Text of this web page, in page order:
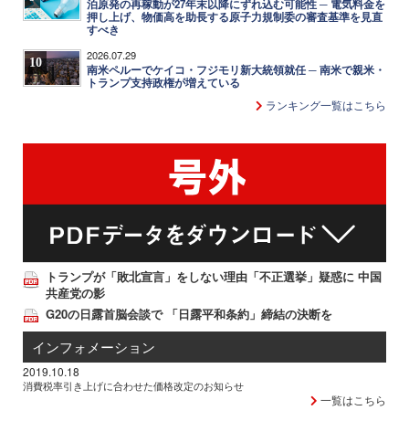
泊原発の再稼動が27年末以降にずれ込む可能性 ─ 電気料金を
押し上げ、物価高を助長する原子力規制委の審査基準を見直
すべき
10 2026.07.29
南米ペルーでケイコ・フジモリ新大統領就任 ─ 南米で親米・
トランプ支持政権が増えている
ランキング一覧はこちら
トランプが「敗北宣言」をしない理由「不正選挙」疑惑に 中国
共産党の影
G20の日露首脳会談で 「日露平和条約」締結の決断を
インフォメーション
2019.10.18
消費税率引き上げに合わせた価格改定のお知らせ
一覧はこちら